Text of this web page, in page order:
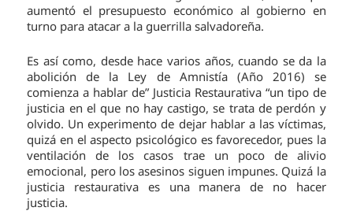
aumentó el presupuesto económico al gobierno en
turno para atacar a la guerrilla salvadoreña.
Es así como, desde hace varios años, cuando se da la
abolición de la Ley de Amnistía (Año 2016) se
comienza a hablar de” Justicia Restaurativa “un tipo de
justicia en el que no hay castigo, se trata de perdón y
olvido. Un experimento de dejar hablar a las víctimas,
quizá en el aspecto psicológico es favorecedor, pues la
ventilación de los casos trae un poco de alivio
emocional, pero los asesinos siguen impunes. Quizá la
justicia restaurativa es una manera de no hacer
justicia.